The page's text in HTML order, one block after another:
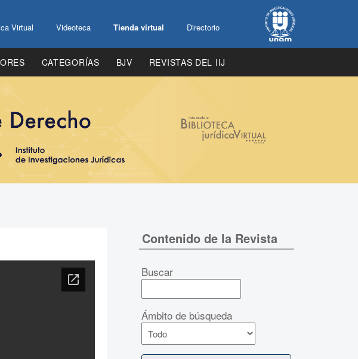
Virtual Videoteca Tienda virtual Directorio
CATEGORÍAS BJV REVISTAS DEL IIJ
Contenido de la Revista
Buscar
Ámbito de búsqueda